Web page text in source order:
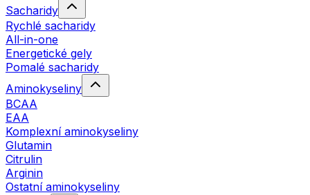
Sacharidy
Rychlé sacharidy
All-in-one
Energetické gely
Pomalé sacharidy
Aminokyseliny
BCAA
EAA
Komplexní aminokyseliny
Glutamin
Citrulin
Arginin
Ostatní aminokyseliny